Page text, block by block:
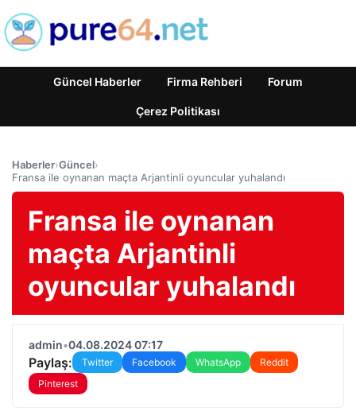
Güncel Haberler Firma Rehberi Forum
Çerez Politikası
Haberler›Güncel›
Fransa ile oynanan maçta Arjantinli oyuncular yuhalandı
Fransa ile oynanan
maçta Arjantinli
oyuncular yuhalandı
admin•04.08.2024 07:17
Paylaş: Twitter Facebook WhatsApp
Reddit
Pinterest